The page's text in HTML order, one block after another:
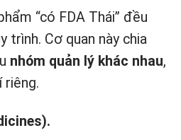
“có FDA Thái” đều
trình. Cơ quan này chia
nhóm quản lý khác nhau,
riêng.